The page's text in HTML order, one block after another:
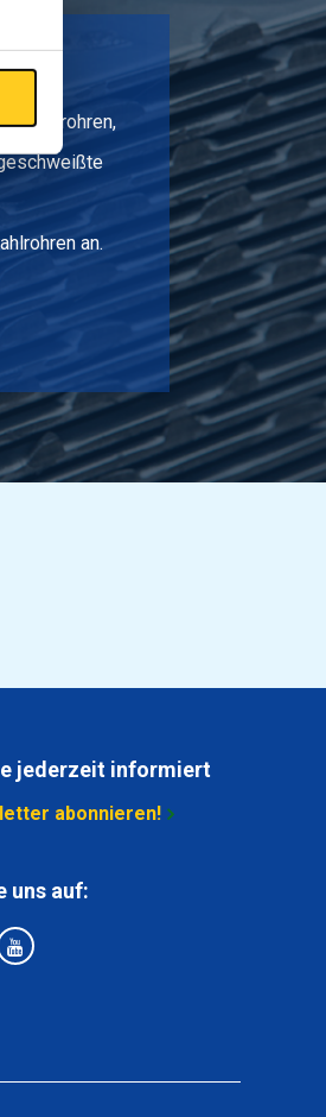
an.
jederzeit informiert
abonnieren!
uns auf: